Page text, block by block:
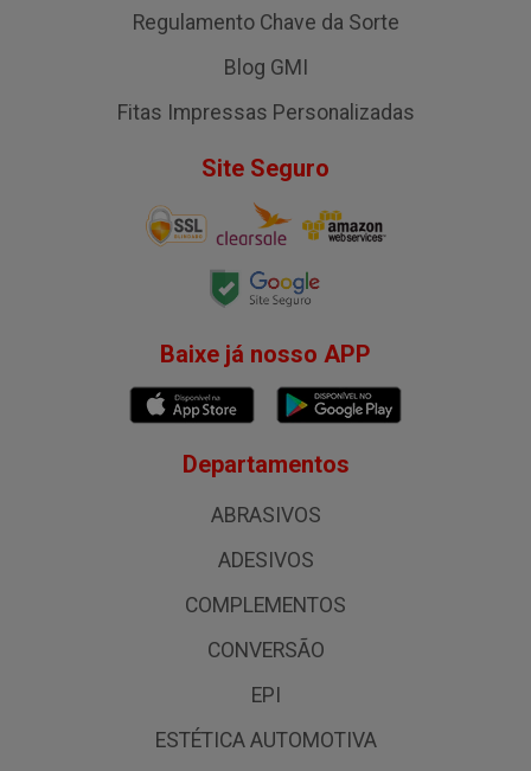
Regulamento Chave da Sorte
Blog GMI
Fitas Impressas Personalizadas
Site Seguro
Baixe já nosso APP
Departamentos
ABRASIVOS
ADESIVOS
COMPLEMENTOS
CONVERSÃO
EPI
ESTÉTICA AUTOMOTIVA